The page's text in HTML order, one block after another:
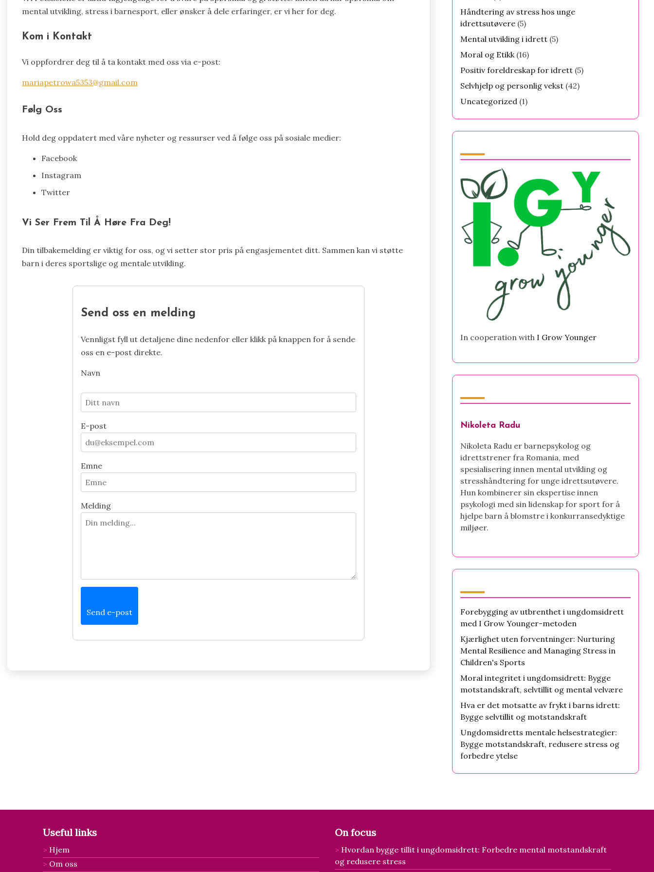
mental utvikling, stress i barnesport, eller ønsker å dele erfaringer, er vi her for deg.
Kom i Kontakt
Vi oppfordrer deg til å ta kontakt med oss via e-post:
mariapetrowa5353@gmail.com
Følg Oss
Hold deg oppdatert med våre nyheter og ressurser ved å følge oss på sosiale medier:
Facebook
Instagram
Twitter
Vi Ser Frem Til Å Høre Fra Deg!
Din tilbakemelding er viktig for oss, og vi setter stor pris på engasjementet ditt. Sammen kan vi støtte
barn i deres sportslige og mentale utvikling.
Send oss en melding
Vennligst fyll ut detaljene dine nedenfor eller klikk på knappen for å sende
oss en e-post direkte.
Navn
E-post
Emne
Melding
Send e-post
Håndtering av stress hos unge
idrettsutøvere(5)
Mental utvikling i idrett(5)
Moral og Etikk(16)
Positiv foreldreskap for idrett(5)
Selvhjelp og personlig vekst(42)
Uncategorized(1)
In cooperation with I Grow Younger
Nikoleta Radu
Nikoleta Radu er barnepsykolog og
idrettstrener fra Romania, med
spesialisering innen mental utvikling og
stresshåndtering for unge idrettsutøvere.
Hun kombinerer sin ekspertise innen
psykologi med sin lidenskap for sport for å
hjelpe barn å blomstre i konkurransedyktige
miljøer.
Forebygging av utbrenthet i ungdomsidrett
med I Grow Younger-metoden
Kjærlighet uten forventninger: Nurturing
Mental Resilience and Managing Stress in
Children's Sports
Moral integritet i ungdomsidrett: Bygge
motstandskraft, selvtillit og mental velvære
Hva er det motsatte av frykt i barns idrett:
Bygge selvtillit og motstandskraft
Ungdomsidretts mentale helsestrategier:
Bygge motstandskraft, redusere stress og
forbedre ytelse
Useful links
Hjem
Om oss
On focus
Hvordan bygge tillit i ungdomsidrett: Forbedre mental motstandskraft
og redusere stress